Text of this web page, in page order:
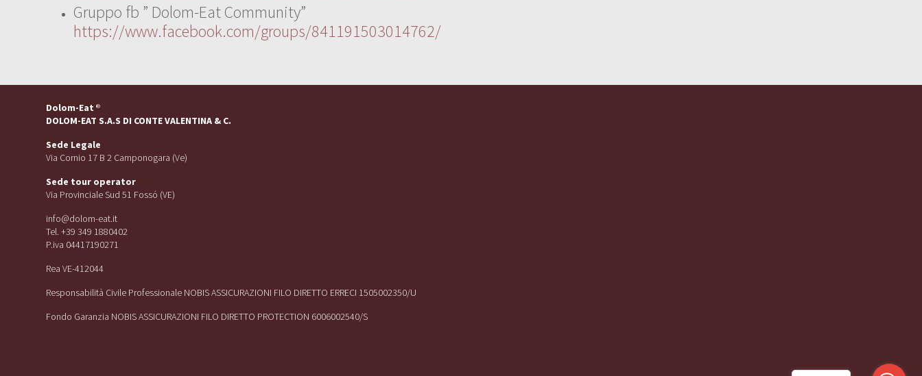
Gruppo fb ” Dolom-Eat Community”
https://www.facebook.com/groups/841191503014762/
Dolom-Eat ®
DOLOM-EAT S.A.S DI CONTE VALENTINA & C.
Sede Legale
Via Cornio 17 B 2 Camponogara (Ve)
Sede tour operator
Via Provinciale Sud 51 Fossó (VE)
info@dolom-eat.it
Tel. +39 349 1880402
P.iva 04417190271
Rea VE-412044
Responsabilità Civile Professionale NOBIS ASSICURAZIONI FILO DIRETTO ERRECI 1505002350/U
Fondo Garanzia NOBIS ASSICURAZIONI FILO DIRETTO PROTECTION 6006002540/S